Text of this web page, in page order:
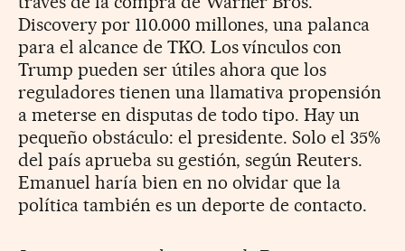
Discovery por 110.000 millones, una palanca
para el alcance de TKO. Los vínculos con
Trump pueden ser útiles ahora que los
reguladores tienen una llamativa propensión
a meterse en disputas de todo tipo. Hay un
pequeño obstáculo: el presidente. Solo el 35%
del país aprueba su gestión, según Reuters.
Emanuel haría bien en no olvidar que la
política también es un deporte de contacto.